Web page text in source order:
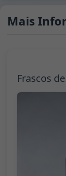
Mais
Frascos